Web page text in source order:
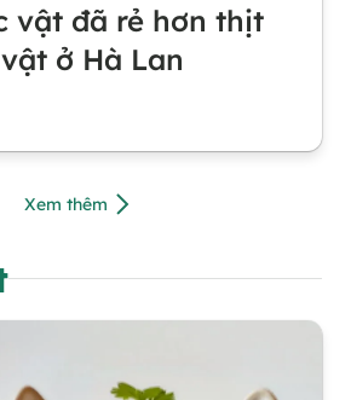
vật đã rẻ hơn thịt
ở Hà Lan
Xem thêm